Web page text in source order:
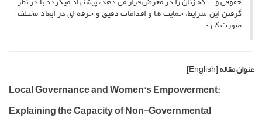
گرفتن این شرایط، حمایت ها و اقدامات دقیق و حرفه ای در ابعاد مختلف
صورت گیرد.
عنوان مقاله[English]
Local Governance and Women’s Empowerment:
Explaining the Capacity of Non-Governmental